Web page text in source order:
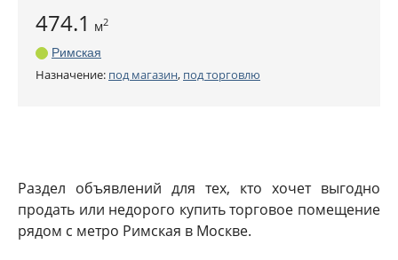
474.1 м2
Римская
Назначение: под магазин, под торговлю
Раздел объявлений для тех, кто хочет выгодно
продать или недорого купить торговое помещение
рядом с метро Римская в Москве.